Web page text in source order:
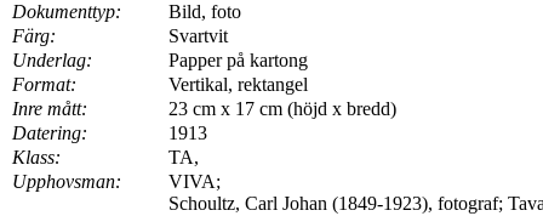
Dokumenttyp:
Bild, foto
Färg:
Svartvit
Underlag:
Papper på kartong
Format:
Vertikal, rektangel
Inre mått:
23 cm x 17 cm (höjd x bredd)
Datering:
1913
Klass:
TA,
Upphovsman:
VIVA;
Schoultz, Carl Johan (1849-1923), fotograf;